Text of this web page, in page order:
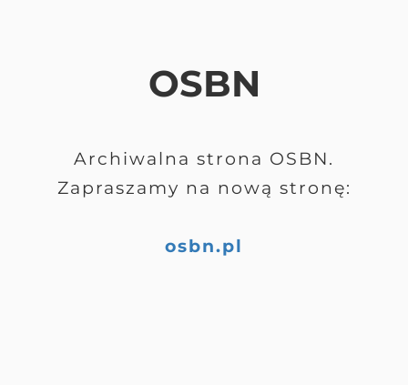
OSBN
Archiwalna strona OSBN.
Zapraszamy na nową stronę:
osbn.pl